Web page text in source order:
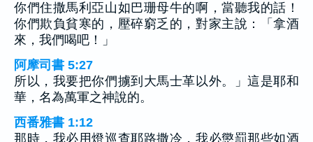
你們住撒馬利亞山如巴珊母牛的啊，當聽我的話！
你們欺負貧寒的，壓碎窮乏的，對家主說：「拿酒
來，我們喝吧！」
阿摩司書 5:27
所以，我要把你們擄到大馬士革以外。」這是耶和
華，名為萬軍之神說的。
西番雅書 1:12
那時，我必用燈巡查耶路撒冷，我必懲罰那些如酒